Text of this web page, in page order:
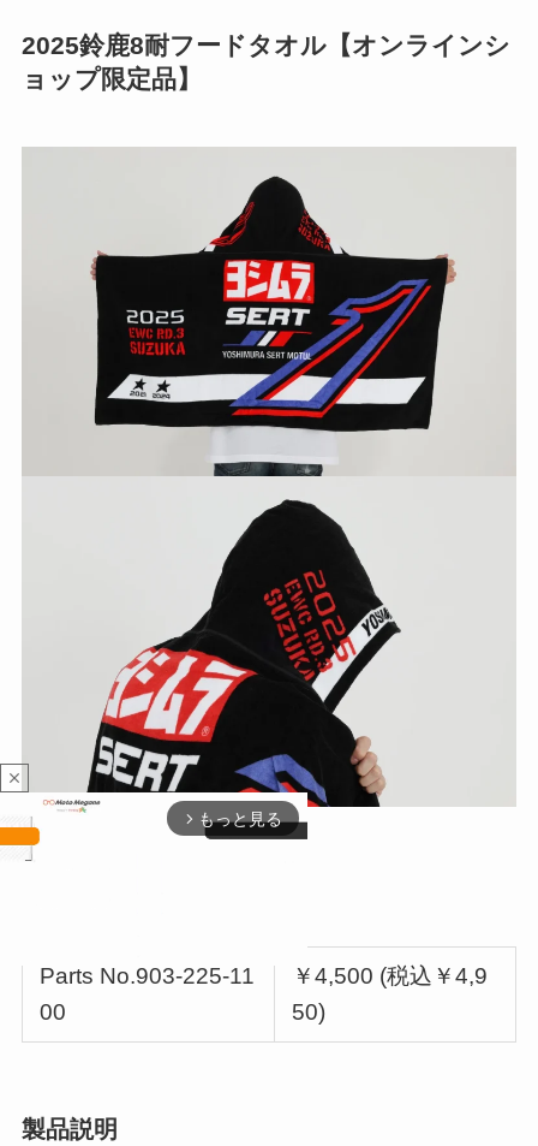
2025鈴鹿8耐フードタオル【オンラインシ
ョップ限定品】
Parts No.903-225-11
00
￥4,500 (税込￥4,9
50)
製品説明
close
arrow_forward_ios もっと見る